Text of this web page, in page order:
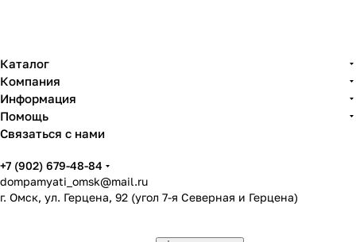
Каталог
Компания
Информация
Помощь
Связаться с нами
+7 (902) 679-48-84
dompamyati_omsk@mail.ru
г. Омск, ул. Герцена, 92 (угол 7-я Северная и Герцена)